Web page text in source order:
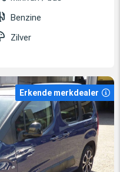
Benzine
Zilver
Erkende merkdealer